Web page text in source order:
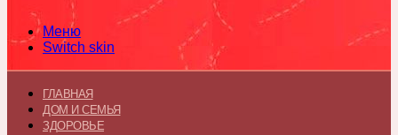
Меню
Switch skin
ГЛАВНАЯ
ДОМ И СЕМЬЯ
ЗДОРОВЬЕ